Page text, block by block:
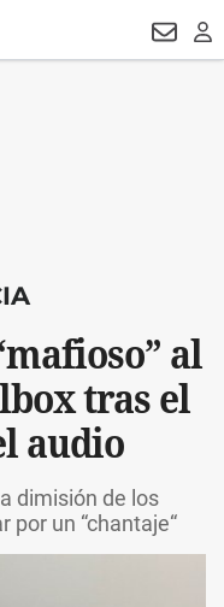
DRON UDA
al
tras el
audio
dimisión de los
por un “chantaje“